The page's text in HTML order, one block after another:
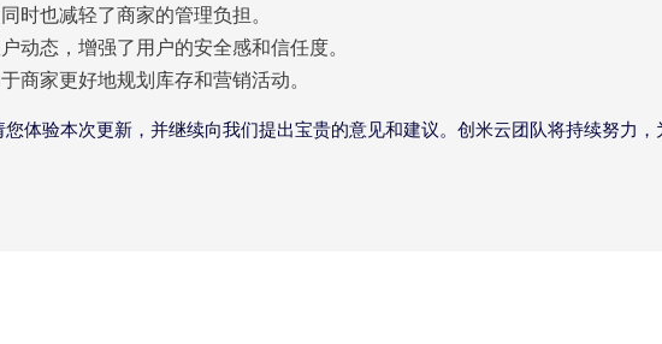
时也减轻了商家的管理负担。
动态，增强了用户的安全感和信任度。
商家更好地规划库存和营销活动。
体验本次更新，并继续向我们提出宝贵的意见和建议。创米云团队将持续努力